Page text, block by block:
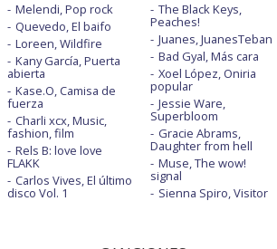
Melendi, Pop rock
Quevedo, El baifo
Loreen, Wildfire
Kany García, Puerta
abierta
Kase.O, Camisa de
fuerza
Charli xcx, Music,
fashion, film
Rels B: love love
FLAKK
Carlos Vives, El último
disco Vol. 1
The Black Keys,
Peaches!
Juanes, JuanesTeban
Bad Gyal, Más cara
Xoel López, Oniria
popular
Jessie Ware,
Superbloom
Gracie Abrams,
Daughter from hell
Muse, The wow!
signal
Sienna Spiro, Visitor